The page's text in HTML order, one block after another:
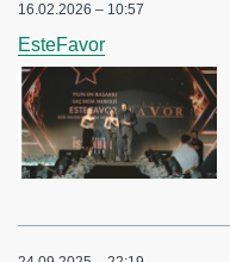
16.02.2026 – 10:57
EsteFavor